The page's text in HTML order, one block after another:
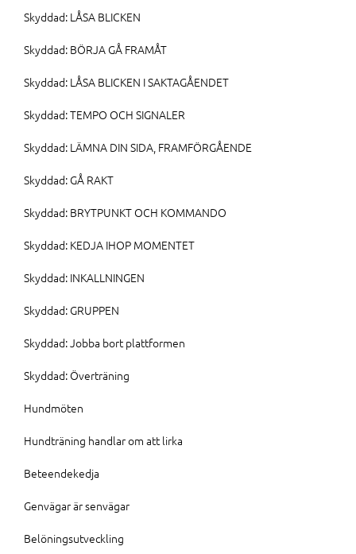
Skyddad: LÅSA BLICKEN
Skyddad: BÖRJA GÅ FRAMÅT
Skyddad: LÅSA BLICKEN I SAKTAGÅENDET
Skyddad: TEMPO OCH SIGNALER
Skyddad: LÄMNA DIN SIDA, FRAMFÖRGÅENDE
Skyddad: GÅ RAKT
Skyddad: BRYTPUNKT OCH KOMMANDO
Skyddad: KEDJA IHOP MOMENTET
Skyddad: INKALLNINGEN
Skyddad: GRUPPEN
Skyddad: Jobba bort plattformen
Skyddad: Överträning
Hundmöten
Hundträning handlar om att lirka
Beteendekedja
Genvägar är senvägar
Belöningsutveckling